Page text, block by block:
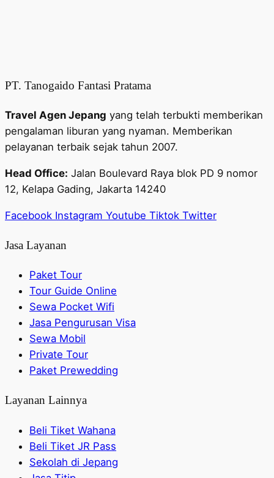
PT. Tanogaido Fantasi Pratama
Travel Agen Jepang yang telah terbukti memberikan
pengalaman liburan yang nyaman. Memberikan
pelayanan terbaik sejak tahun 2007.
Head Office: Jalan Boulevard Raya blok PD 9 nomor
12, Kelapa Gading, Jakarta 14240
Facebook Instagram Youtube Tiktok Twitter
Jasa Layanan
Paket Tour
Tour Guide Online
Sewa Pocket Wifi
Jasa Pengurusan Visa
Sewa Mobil
Private Tour
Paket Prewedding
Layanan Lainnya
Beli Tiket Wahana
Beli Tiket JR Pass
Sekolah di Jepang